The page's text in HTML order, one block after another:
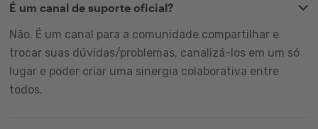
É um canal de suporte oficial?
Não. É um canal para a comunidade compartilhar e
trocar suas dúvidas/problemas, canalizá-los em um só
lugar e poder criar uma sinergia colaborativa entre
todos.